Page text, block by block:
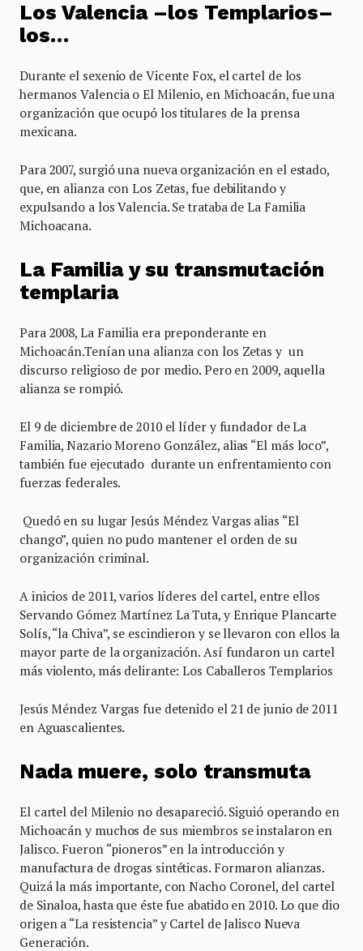
Los Valencia –los Templarios–
los…
Durante el sexenio de Vicente Fox, el cartel de los
hermanos Valencia o El Milenio, en Michoacán, fue una
organización que ocupó los titulares de la prensa
mexicana.
Para 2007, surgió una nueva organización en el estado,
que, en alianza con Los Zetas, fue debilitando y
expulsando a los Valencia. Se trataba de La Familia
Michoacana.
La Familia y su transmutación
templaria
Para 2008, La Familia era preponderante en
Michoacán.Tenían una alianza con los Zetas y un
discurso religioso de por medio. Pero en 2009, aquella
alianza se rompió.
El 9 de diciembre de 2010 el líder y fundador de La
Familia, Nazario Moreno González, alias “El más loco”,
también fue ejecutado durante un enfrentamiento con
fuerzas federales.
Quedó en su lugar Jesús Méndez Vargas alias “El
chango”, quien no pudo mantener el orden de su
organización criminal.
A inicios de 2011, varios líderes del cartel, entre ellos
Servando Gómez Martínez La Tuta, y Enrique Plancarte
Solís, “la Chiva”, se escindieron y se llevaron con ellos la
mayor parte de la organización. Así fundaron un cartel
más violento, más delirante: Los Caballeros Templarios
Jesús Méndez Vargas fue detenido el 21 de junio de 2011
en Aguascalientes.
Nada muere, solo transmuta
El cartel del Milenio no desapareció. Siguió operando en
Michoacán y muchos de sus miembros se instalaron en
Jalisco. Fueron “pioneros” en la introducción y
manufactura de drogas sintéticas. Formaron alianzas.
Quizá la más importante, con Nacho Coronel, del cartel
de Sinaloa, hasta que éste fue abatido en 2010. Lo que dio
origen a “La resistencia” y Cartel de Jalisco Nueva
Generación.